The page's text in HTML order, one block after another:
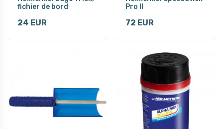
fichier de bord
24 EUR
Pro II
72 EUR